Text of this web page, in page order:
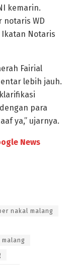
kemarin.
notaris WD
Notaris
Fairial
lebih jauh.
para
ya,” ujarnya.
News
nakal malang
malang